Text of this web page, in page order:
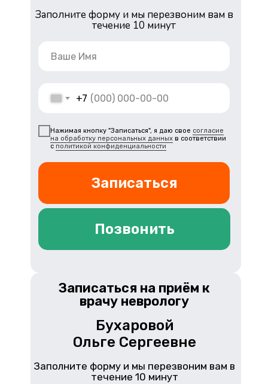
+7
Нажимая кнопку "Записаться", я даю свое согласие
на обработку персональных данных в соответствии
с политикой конфиденциальности
Записаться
Заполните форму и мы перезвоним вам в
течение 10 минут
Позвонить
Заполните форму и мы перезвоним вам в
течение 10 минут
Бухаровой
Ольге Сергеевне
Записаться на приём к
врачу неврологу